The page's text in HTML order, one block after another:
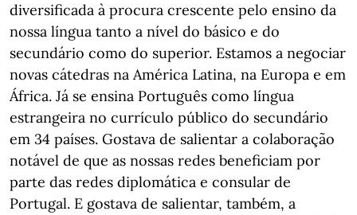
diversificada à procura crescente pelo ensino da
nossa língua tanto a nível do básico e do
secundário como do superior. Estamos a negociar
novas cátedras na América Latina, na Europa e em
África. Já se ensina Português como língua
estrangeira no currículo público do secundário
em 34 países. Gostava de salientar a colaboração
notável de que as nossas redes beneficiam por
parte das redes diplomática e consular de
Portugal. E gostava de salientar, também, a